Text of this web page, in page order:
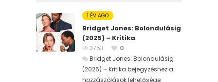
1 ÉV AGO
Bridget Jones: Bolondulásig
(2025) – Kritika
3753
0
Bridget Jones: Bolondulásig
(2025) – Kritika bejegyzéshez a
hozzászólások lehetősége